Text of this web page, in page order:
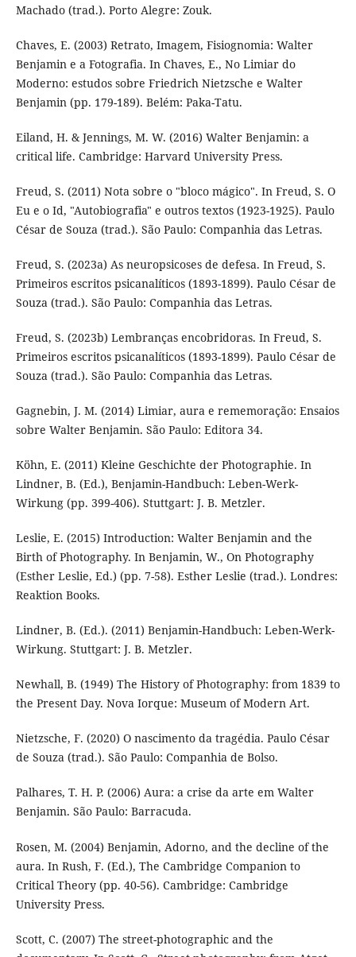
Machado (trad.). Porto Alegre: Zouk.
Chaves, E. (2003) Retrato, Imagem, Fisiognomia: Walter
Benjamin e a Fotografia. In Chaves, E., No Limiar do
Moderno: estudos sobre Friedrich Nietzsche e Walter
Benjamin (pp. 179-189). Belém: Paka-Tatu.
Eiland, H. & Jennings, M. W. (2016) Walter Benjamin: a
critical life. Cambridge: Harvard University Press.
Freud, S. (2011) Nota sobre o "bloco mágico". In Freud, S. O
Eu e o Id, "Autobiografia" e outros textos (1923-1925). Paulo
César de Souza (trad.). São Paulo: Companhia das Letras.
Freud, S. (2023a) As neuropsicoses de defesa. In Freud, S.
Primeiros escritos psicanalíticos (1893-1899). Paulo César de
Souza (trad.). São Paulo: Companhia das Letras.
Freud, S. (2023b) Lembranças encobridoras. In Freud, S.
Primeiros escritos psicanalíticos (1893-1899). Paulo César de
Souza (trad.). São Paulo: Companhia das Letras.
Gagnebin, J. M. (2014) Limiar, aura e rememoração: Ensaios
sobre Walter Benjamin. São Paulo: Editora 34.
Köhn, E. (2011) Kleine Geschichte der Photographie. In
Lindner, B. (Ed.), Benjamin-Handbuch: Leben-Werk-
Wirkung (pp. 399-406). Stuttgart: J. B. Metzler.
Leslie, E. (2015) Introduction: Walter Benjamin and the
Birth of Photography. In Benjamin, W., On Photography
(Esther Leslie, Ed.) (pp. 7-58). Esther Leslie (trad.). Londres:
Reaktion Books.
Lindner, B. (Ed.). (2011) Benjamin-Handbuch: Leben-Werk-
Wirkung. Stuttgart: J. B. Metzler.
Newhall, B. (1949) The History of Photography: from 1839 to
the Present Day. Nova Iorque: Museum of Modern Art.
Nietzsche, F. (2020) O nascimento da tragédia. Paulo César
de Souza (trad.). São Paulo: Companhia de Bolso.
Palhares, T. H. P. (2006) Aura: a crise da arte em Walter
Benjamin. São Paulo: Barracuda.
Rosen, M. (2004) Benjamin, Adorno, and the decline of the
aura. In Rush, F. (Ed.), The Cambridge Companion to
Critical Theory (pp. 40-56). Cambridge: Cambridge
University Press.
Scott, C. (2007) The street-photographic and the